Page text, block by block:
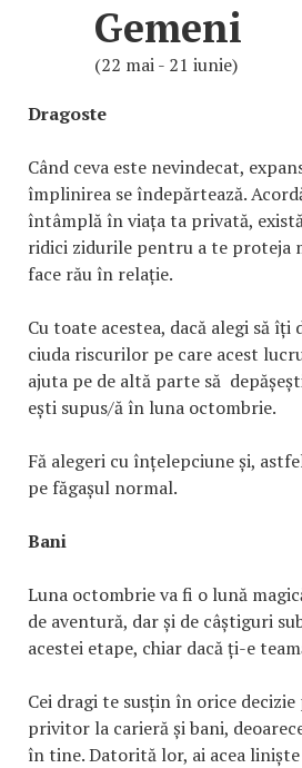
Gemeni
(22 mai - 21 iunie)
Dragoste
Când ceva este nevindecat,
împlinirea se îndepărtează.
întâmplă în viața ta privată,
ridici zidurile pentru a te proteja
face rău în relație.
Cu toate acestea, dacă alegi să îți
ciuda riscurilor pe care acest
ajuta pe de altă parte să
ești supus/ă în luna octombrie.
Fă alegeri cu înțelepciune și,
pe făgașul normal.
Bani
Luna octombrie va fi o lună
de aventură, dar și de câștiguri
acestei etape, chiar dacă ți-e
Cei dragi te susțin în orice decizie
privitor la carieră și bani,
în tine. Datorită lor, ai acea